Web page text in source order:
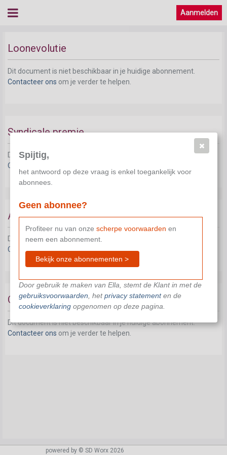
Aanmelden
Loonevolutie
Dit document is niet beschikbaar in je huidige abonnement.
Contacteer ons om je verder te helpen.
Syndicale premie
Dit document is niet beschikbaar in je huidige abonnement.
Contacteer ons
Alternatieve invulling koopkrachtverhoging
Dit document is niet beschikbaar in je huidige abonnement.
Contacteer onsom je verder te helpen.
Coronapremie 2021
Dit document is niet beschikbaar in je huidige abonnement.
Contacteer ons om je verder te helpen.
powered by © SD Worx 2026
Spijtig,
het antwoord op deze vraag is enkel toegankelijk voor
abonnees.
Geen abonnee?
Profiteer nu van onze scherpe voorwaarden en
neem een abonnement.
Bekijk onze abonnementen >
Door gebruik te maken van Ella, stemt de Klant in met de
gebruiksvoorwaarden , hetprivacy statementen de
cookieverklaringopgenomen op deze pagina.